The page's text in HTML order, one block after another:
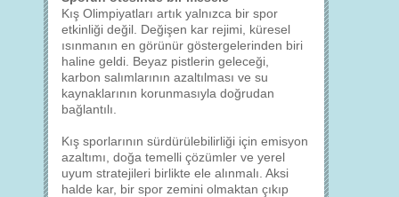
Kış Olimpiyatları artık yalnızca bir spor
etkinliği değil. Değişen kar rejimi, küresel
ısınmanın en görünür göstergelerinden biri
haline geldi. Beyaz pistlerin geleceği,
karbon salımlarının azaltılması ve su
kaynaklarının korunmasıyla doğrudan
bağlantılı.
Kış sporlarının sürdürülebilirliği için emisyon
azaltımı, doğa temelli çözümler ve yerel
uyum stratejileri birlikte ele alınmalı. Aksi
halde kar, bir spor zemini olmaktan çıkıp